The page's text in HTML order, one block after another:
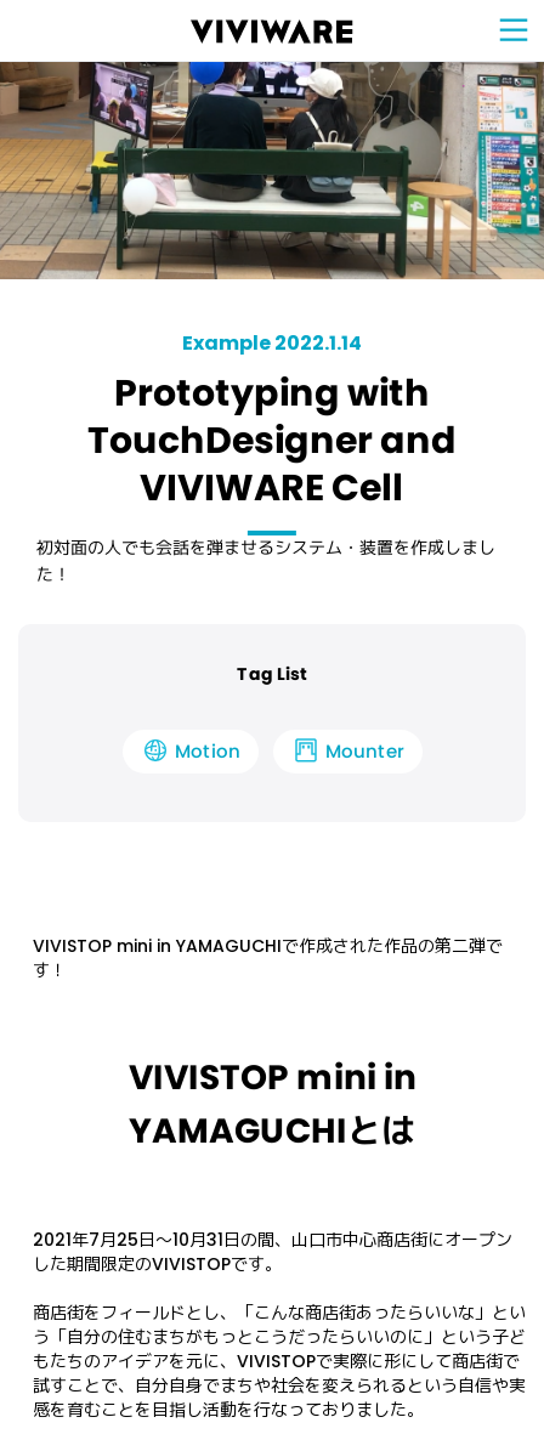
Example 2022.1.14
Prototyping with
TouchDesigner and
VIVIWARE Cell
初対面の人でも会話を弾ませるシステム・装置を作成しまし
た！
Tag List
Motion Mounter
VIVISTOP mini in YAMAGUCHIで作成された作品の第二弾で
す！
VIVISTOP mini in
YAMAGUCHIとは
2021年7月25日〜10月31日の間、山口市中心商店街にオープン
した期間限定のVIVISTOPです。
商店街をフィールドとし、「こんな商店街あったらいいな」とい
う「自分の住むまちがもっとこうだったらいいのに」という子ど
もたちのアイデアを元に、VIVISTOPで実際に形にして商店街で
試すことで、自分自身でまちや社会を変えられるという自信や実
感を育むことを目指し活動を行なっておりました。
合わせ